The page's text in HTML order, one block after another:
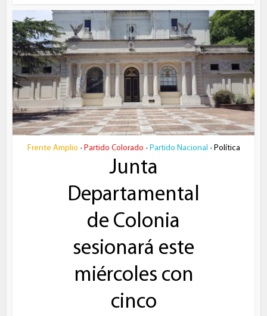
Frente Amplio • Partido Colorado • Partido Nacional • Política
Junta
Departamental
de Colonia
sesionará este
miércoles con
cinco